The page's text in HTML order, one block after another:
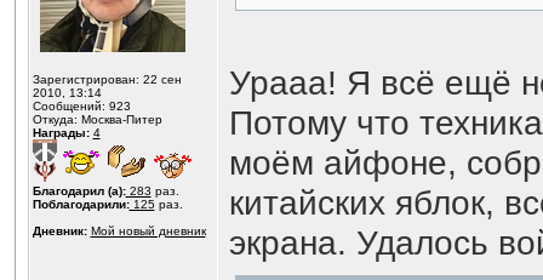
Зарегистрирован: 22 сен
2010, 13:14
Сообщений: 923
Откуда: Москва-Питер
Награды: 4
Благодарил (а):283 раз.
Поблагодарили:125раз.
Дневник: Мой новый дневник
Урааа! Я всё ещё
Потому что
моём айфоне,
китайских яблок,
экрана. Удалось